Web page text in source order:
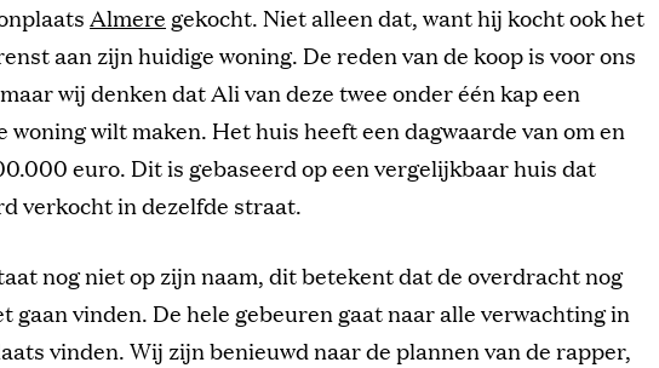
Almere gekocht. Niet alleen dat, want hij kocht ook het
aan zijn huidige woning. De reden van de koop is voor ons
wij denken dat Ali van deze twee onder één kap een
woning wilt maken. Het huis heeft een dagwaarde van om en
euro. Dit is gebaseerd op een vergelijkbaar huis dat
verkocht in dezelfde straat.
nog niet op zijn naam, dit betekent dat de overdracht nog
gaan vinden. De hele gebeuren gaat naar alle verwachting in
vinden. Wij zijn benieuwd naar de plannen van de rapper,